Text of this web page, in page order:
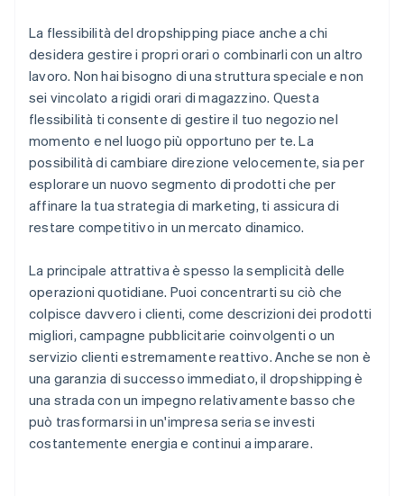
La flessibilità del dropshipping piace anche a chi
desidera gestire i propri orari o combinarli con un altro
lavoro. Non hai bisogno di una struttura speciale e non
sei vincolato a rigidi orari di magazzino. Questa
flessibilità ti consente di gestire il tuo negozio nel
momento e nel luogo più opportuno per te. La
possibilità di cambiare direzione velocemente, sia per
esplorare un nuovo segmento di prodotti che per
affinare la tua strategia di marketing, ti assicura di
restare competitivo in un mercato dinamico.
La principale attrattiva è spesso la semplicità delle
operazioni quotidiane. Puoi concentrarti su ciò che
colpisce davvero i clienti, come descrizioni dei prodotti
migliori, campagne pubblicitarie coinvolgenti o un
servizio clienti estremamente reattivo. Anche se non è
una garanzia di successo immediato, il dropshipping è
una strada con un impegno relativamente basso che
può trasformarsi in un'impresa seria se investi
costantemente energia e continui a imparare.